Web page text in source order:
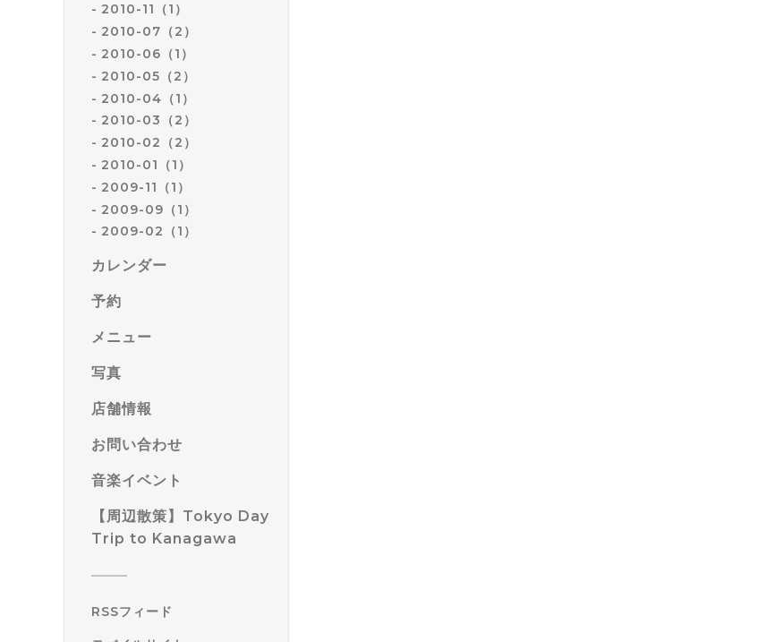
2010-11（1）
2010-07（2）
2010-06（1）
2010-05（2）
2010-04（1）
2010-03（2）
2010-02（2）
2010-01（1）
2009-11（1）
2009-09（1）
2009-02（1）
カレンダー
予約
メニュー
写真
店舗情報
お問い合わせ
音楽イベント
【周辺散策】Tokyo Day
Trip to Kanagawa
RSSフィード